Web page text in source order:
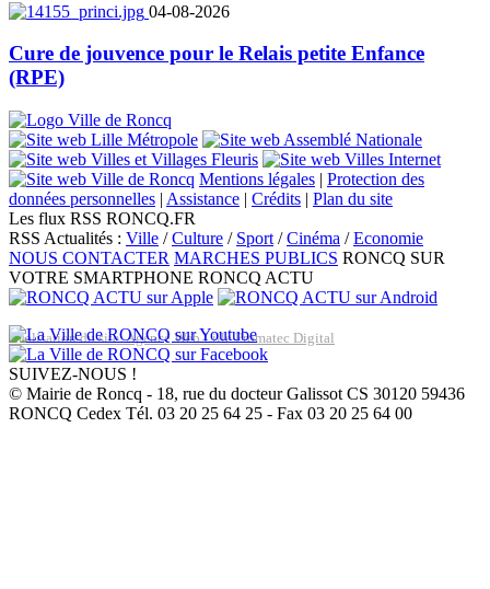
04-08-2026
Cure de jouvence pour le Relais petite Enfance
(RPE)
Mentions légales | Protection des
données personnelles | Assistance | Crédits | Plan du site
Les flux RSS RONCQ.FR
RSS Actualités : Ville /Culture / Sport /Cinéma /Economie
NOUS CONTACTER MARCHES PUBLICS RONCQ SUR
VOTRE SMARTPHONE RONCQ ACTU
Réalisation du site: Agence Web Lille Promatec Digital
SUIVEZ-NOUS !
© Mairie de Roncq - 18, rue du docteur Galissot CS 30120 59436
RONCQ Cedex Tél. 03 20 25 64 25 - Fax 03 20 25 64 00